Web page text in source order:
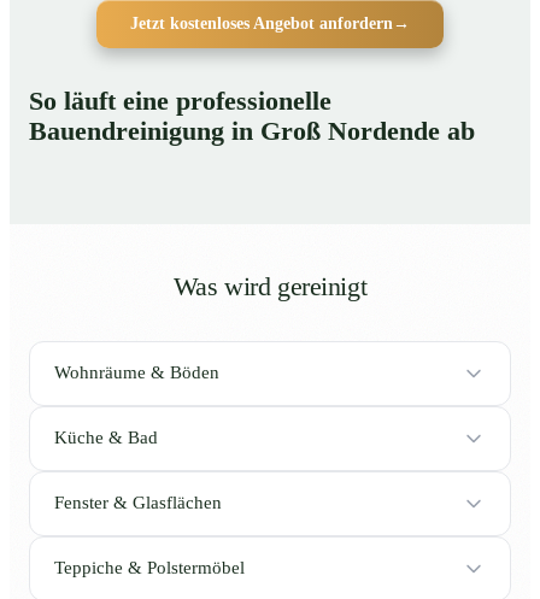
Jetzt kostenloses Angebot anfordern →
So läuft eine professionelle
Bauendreinigung in Groß Nordende ab
Was wird gereinigt
Wohnräume & Böden
Küche & Bad
Fenster & Glasflächen
Teppiche & Polstermöbel